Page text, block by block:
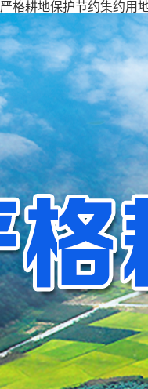
严格耕地保护节约集约用